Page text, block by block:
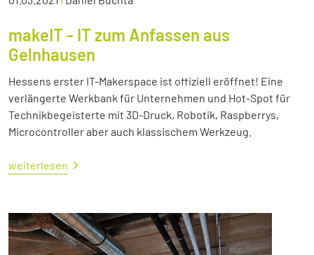
makeIT - IT zum Anfassen aus
Gelnhausen
Hessens erster IT-Makerspace ist offiziell eröffnet! Eine
verlängerte Werkbank für Unternehmen und Hot-Spot für
Technikbegeisterte mit 3D-Druck, Robotik, Raspberrys,
Microcontroller aber auch klassischem Werkzeug.
weiterlesen